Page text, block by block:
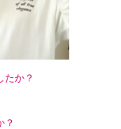
たか？
？